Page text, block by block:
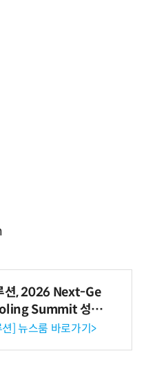
션, 2026 Next-Ge
Summit 성황
] 뉴스룸 바로가기>